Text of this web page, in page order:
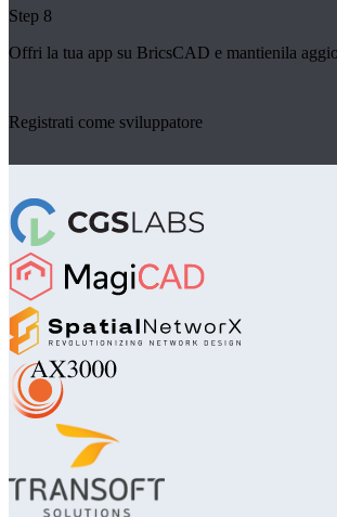
Step 8
Offri la tua app su BricsCAD e mantienila
Registrati come sviluppatore